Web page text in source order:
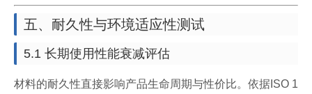
五、耐久性与环境适应性测试
5.1 长期使用性能衰减评估
材料的耐久性直接影响产品生命周期与性价比。依据ISO 1